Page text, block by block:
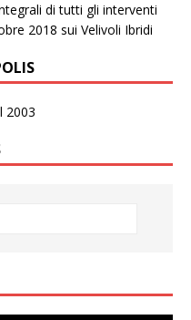
di tutti gli interventi
2018 sui Velivoli Ibridi
2003